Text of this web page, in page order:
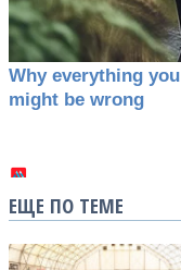
ЕЩЕ ПО ТЕМЕ